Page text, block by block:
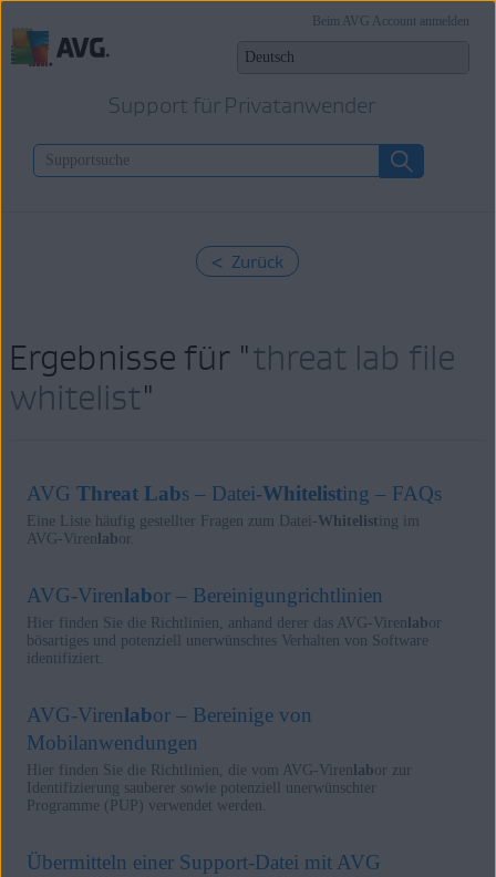
Support für Privatanwender
Beim AVG Account anmelden
< Zurück
Ergebnisse für "threat lab file
whitelist"
AVG Threat Labs – Datei-Whitelisting – FAQs
Eine Liste häufig gestellter Fragen zum Datei-Whitelisting im
AVG-Viren labor.
AVG-Virenlabor – Bereinigungrichtlinien
Hier finden Sie die Richtlinien, anhand derer das AVG-Viren labor
bösartiges und potenziell unerwünschtes Verhalten von Software
identifiziert.
AVG-Virenlabor – Bereinige von
Mobilanwendungen
Hier finden Sie die Richtlinien, die vom AVG-Viren labor zur
Identifizierung sauberer sowie potenziell unerwünschter
Programme (PUP) verwendet werden.
Übermitteln einer Support-Datei mit AVG